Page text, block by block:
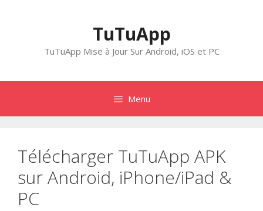
TuTuApp
TuTuApp Mise à Jour Sur Android, iOS et PC
Menu
Télécharger TuTuApp APK
sur Android, iPhone/iPad &
PC